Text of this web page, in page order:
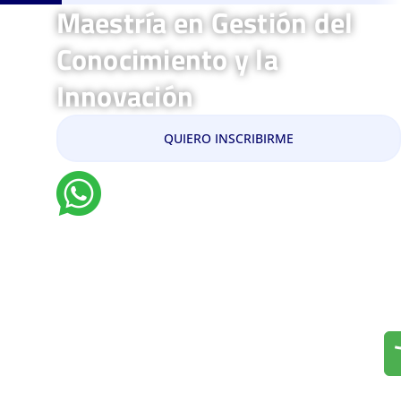
Maestría en Gestión del
Conocimiento y la
Innovación
QUIERO INSCRIBIRME